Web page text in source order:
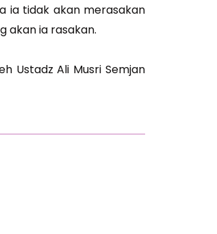
ia tidak akan merasakan
akan ia rasakan.
Ustadz Ali Musri Semjan